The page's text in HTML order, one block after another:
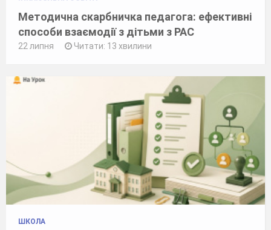
Методична скарбничка педагога: ефективні
способи взаємодії з дітьми з РАС
22 липня Читати: 13 хвилини
ШКОЛА